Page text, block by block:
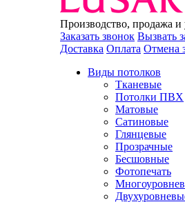
Производство, продажа и
Заказать звонок Вызвать
Доставка Оплата Отмена
Виды потолков
Тканевые
Потолки ПВХ
Матовые
Сатиновые
Глянцевые
Прозрачные
Бесшовные
Фотопечать